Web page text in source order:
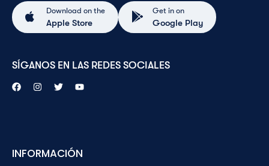
INFORMACIÓN
Download on the
Apple Store
Get in on
Google Play
SÍGANOS EN LAS REDES SOCIALES